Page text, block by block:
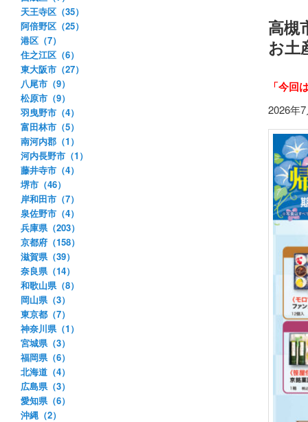
高槻
お土
「今回
2026年
天王寺区（35）
阿倍野区（25）
港区（7）
住之江区（6）
東大阪市（27）
八尾市（9）
松原市（9）
羽曳野市（4）
富田林市（5）
南河内郡（1）
河内長野市（1）
藤井寺市（4）
堺市（46）
岸和田市（7）
泉佐野市（4）
兵庫県（203）
京都府（158）
滋賀県（39）
奈良県（14）
和歌山県（8）
岡山県（3）
東京都（7）
神奈川県（1）
宮城県（3）
福岡県（6）
北海道（4）
広島県（3）
愛知県（6）
沖縄（2）